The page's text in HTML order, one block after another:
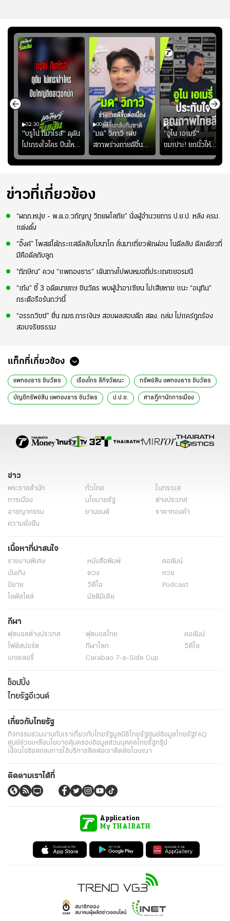
02:30
"บรูโน่ กิมาไรส์" ดุดัน
ไม่เกรงใจใคร ปืนใหญ่
เสิรมอาวุธหนัก
00:51
“มด” วิภาวี เผย
สภาพร่างกายดีขึ้น
อย่างต่อเนื่อง พร้อม
พยายามลงสนามให้
ความมั่นใจ
02:33
"อูไน เอเมรี่"
ชมเปาะ! ยกนิ้วให้
แท็กติกบีจี แฮปปี้
สุดๆ กับการเยือนไทย
ข่าวที่เกี่ยวข้อง
“ผกก.หนุ่ย - พ.ต.อ.วทัญญู วิทยผโลทัย” นั่งผู้อำนวยการ ป.ย.ป. หลัง ครม.
แต่งตั้ง
“อิ๊งค์” โพสต์โต้กระแสดีลลับโมนาโก ลั่นมาเที่ยวพักผ่อน โนดีลลับ ดีลเดียวที่
มีคือดีลกับลูก
“ทักษิณ” ควง “แพทองธาร” เดินทางไปพบหมอที่ประเทศเยอรมนี
“เท้ง” ชี้ 3 อดีตนายกฯ ชินวัตร พบผู้นำอาเซียน ไม่เสียหาย แนะ “อนุทิน”
กระตือรือร้นกว่านี้
“อรรถวิชช์” ยื่น กมธ.การเงินฯ สอบผลสอบตึก สตง. ถล่ม ไม่แคร์ถูกร้อง
สอบจริยธรรม
แท็กที่เกี่ยวข้อง
แพทองธาร ชินวัตร เรืองไกร ลีกิจวัฒนะ ทรัพย์สิน แพทองธาร ชินวัตร
บัญชีทรัพย์สิน แพทองธาร ชินวัตร ป.ป.ช. ศาลฎีกานักการเมือง
ข่าวการเมือง
ข่าว
พระราชสำนัก ทั่วไทย
ในกระแส
การเมือง
นโยบายรัฐ
ต่างประเทศ
อาชญากรรม
ยานยนต์
ราคาทองคำ
ความยั่งยืน
เนื้อหาที่น่าสนใจ
รายงานพิเศษ หนังสือพิมพ์
คอลัมน์
บันเทิง
ดวง
หวย
นิยาย
วิดีโอ
Podcast
ไลฟ์สไตล์
มัลติมีเดีย
กีฬา
ฟุตบอลต่่างประเทศ ฟุตบอลไทย
คอลัมน์
ไฟต์สปอร์ต
กีฬาโลก
วิดีโอ
แกลเลอรี่
Carabao 7-a-Side Cup
ช็อปปิ้ง
ไทยรัฐอีเวนต์
เกี่ยวกับไทยรัฐ
กิจกรรมร่วมงานกับเราเกี่ยวกับไทยรัฐมูลนิธิไทยรัฐศูนย์ข้อมูลไทยรัฐFAQ
ศูนย์ช่วยเหลือนโยบายคุ้มครองข้อมูลส่วนบุคคลไทยรัฐกรุ๊ป
เงื่อนไขข้อตกลงการใช้บริการติดต่อเราติดต่อโฆษณา
ติดตามเราได้ที่
Application
My THAIRATH